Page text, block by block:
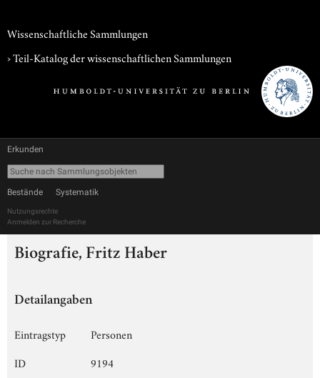
Wissenschaftliche Sammlungen
› Teil-Katalog der wissenschaftlichen Sammlungen
Erkunden
Bestände Systematik
Nutzungsrechte
Anmelden zur Recherche
Biografie, Fritz Haber
Detailangaben
Eintragstyp
Personen
ID
9194